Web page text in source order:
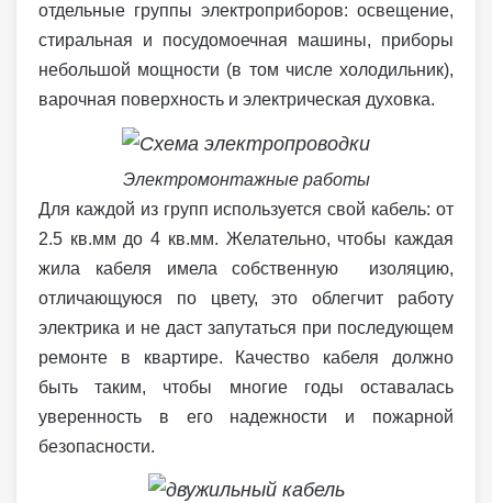
отдельные группы электроприборов: освещение,
стиральная и посудомоечная машины, приборы
небольшой мощности (в том числе холодильник),
варочная поверхность и электрическая духовка.
Электромонтажные работы
Для каждой из групп используется свой кабель: от
2.5 кв.мм до 4 кв.мм. Желательно, чтобы каждая
жила кабеля имела собственную изоляцию,
отличающуюся по цвету, это облегчит работу
электрика и не даст запутаться при последующем
ремонте в квартире. Качество кабеля должно
быть таким, чтобы многие годы оставалась
уверенность в его надежности и пожарной
безопасности.